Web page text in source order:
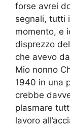
forse avrei
segnali, tutti
momento, e
disprezzo
che avevo
Mio nonno
1940 in una
crebbe
plasmare
lavoro